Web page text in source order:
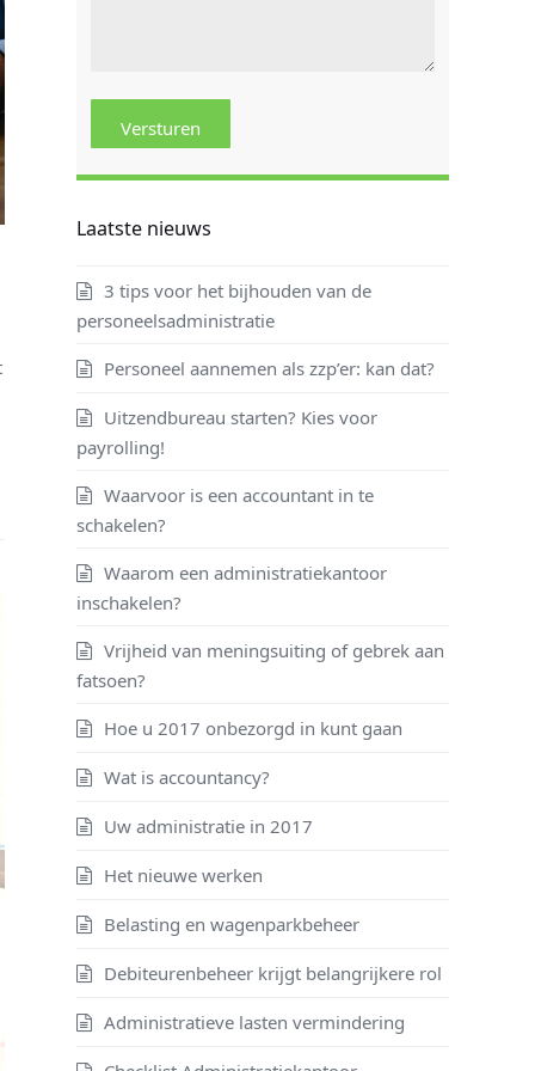
Laatste nieuws
3 tips voor het bijhouden van de
personeelsadministratie
Personeel aannemen als zzp’er: kan dat?
Uitzendbureau starten? Kies voor
payrolling!
Waarvoor is een accountant in te
schakelen?
Waarom een administratiekantoor
inschakelen?
Vrijheid van meningsuiting of gebrek aan
fatsoen?
Hoe u 2017 onbezorgd in kunt gaan
Wat is accountancy?
Uw administratie in 2017
Het nieuwe werken
Belasting en wagenparkbeheer
Debiteurenbeheer krijgt belangrijkere rol
Administratieve lasten vermindering